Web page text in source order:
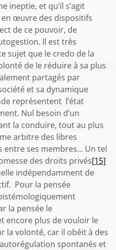
ineptie, et qu’il s’agit
œuvre des dispositifs
de ce pouvoir, de
Il est très
sujet que le credo de la
de le réduire à sa plus
partagés par
et sa dynamique
représentent l’état
Nul besoin d’un
la conduire, tout au plus
arbitre des libres
ses membres... Un tel
des droits privés[15]
indépendamment de
Pour la pensée
la pensée le
encore plus de vouloir le
la volonté, car il obéit à des
spontanés et